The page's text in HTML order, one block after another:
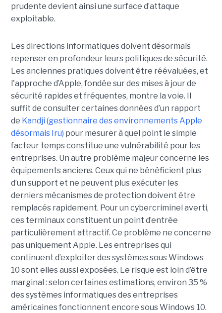
prudente devient ainsi une surface d’attaque
exploitable.
Les directions informatiques doivent désormais
repenser en profondeur leurs politiques de sécurité.
Les anciennes pratiques doivent être réévaluées, et
l'approche d’Apple, fondée sur des mises à jour de
sécurité rapides et fréquentes, montre la voie. Il
suffit de consulter certaines données d’un rapport
de Kandji (gestionnaire des environnements Apple
désormais Iru) pour mesurer à quel point le simple
facteur temps constitue une vulnérabilité pour les
entreprises. Un autre problème majeur concerne les
équipements anciens. Ceux qui ne bénéficient plus
d’un support et ne peuvent plus exécuter les
derniers mécanismes de protection doivent être
remplacés rapidement. Pour un cybercriminel averti,
ces terminaux constituent un point d’entrée
particulièrement attractif. Ce problème ne concerne
pas uniquement Apple. Les entreprises qui
continuent d’exploiter des systèmes sous Windows
10 sont elles aussi exposées. Le risque est loin d’être
marginal : selon certaines estimations, environ 35 %
des systèmes informatiques des entreprises
américaines fonctionnent encore sous Windows 10.